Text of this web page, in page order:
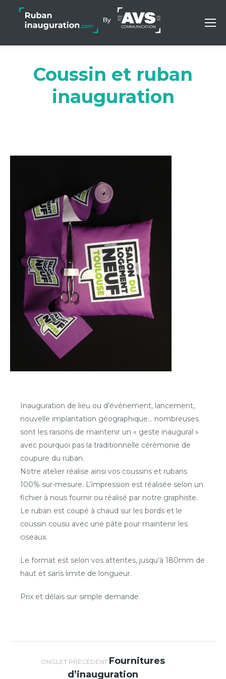
Coussin et ruban
inauguration
Inauguration de lieu ou d’événement, lancement,
nouvelle implantation géographique… nombreuses
sont les raisons de maintenir un « geste inaugural »
avec pourquoi pas la traditionnelle cérémonie de
coupure du ruban.
Notre atelier réalise ainsi vos coussins et rubans
100% sur-mesure. L’impression est réalisée selon un
fichier à nous fournir ou réalisé par notre graphiste.
Le ruban est coupé à chaud sur les bords et le
coussin cousu avec une pâte pour maintenir les
ciseaux.
Le format est selon vos attentes, jusqu’à 180mm de
haut et sans limite de longueur.
Prix et délais sur simple demande.
Navigation de
ONGLET PRÉCÉDENT Onglet
précédent
Fournitures
d’inauguration